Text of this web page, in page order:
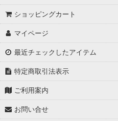
ショッピングカート
マイページ
最近チェックしたアイテム
特定商取引法表示
ご利用案内
お問い合せ